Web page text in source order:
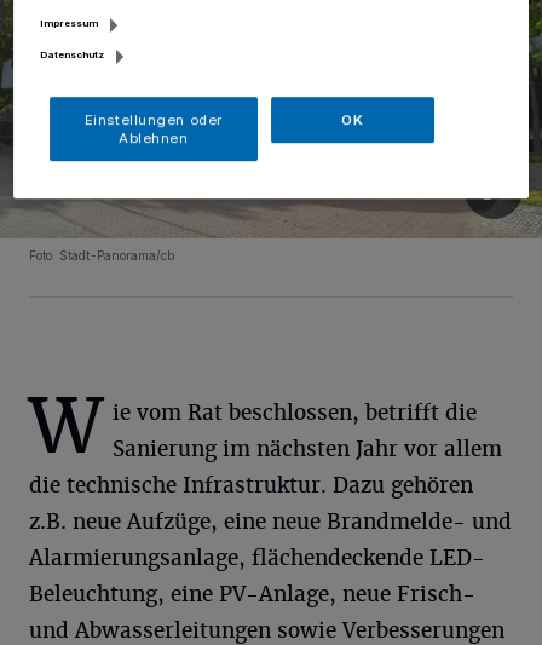
Foto: Stadt-Panorama/cb
W ie vom Rat beschlossen, betrifft die
Sanierung im nächsten Jahr vor allem
die technische Infrastruktur. Dazu gehören
z.B. neue Aufzüge, eine neue Brandmelde- und
Alarmierungsanlage, flächendeckende LED-
Beleuchtung, eine PV-Anlage, neue Frisch-
und Abwasserleitungen sowie Verbesserungen
Impressum
Datenschutz
Einstellungen oder
Ablehnen
OK